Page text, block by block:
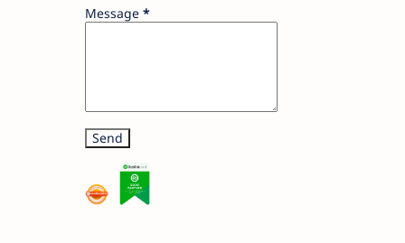
Message *